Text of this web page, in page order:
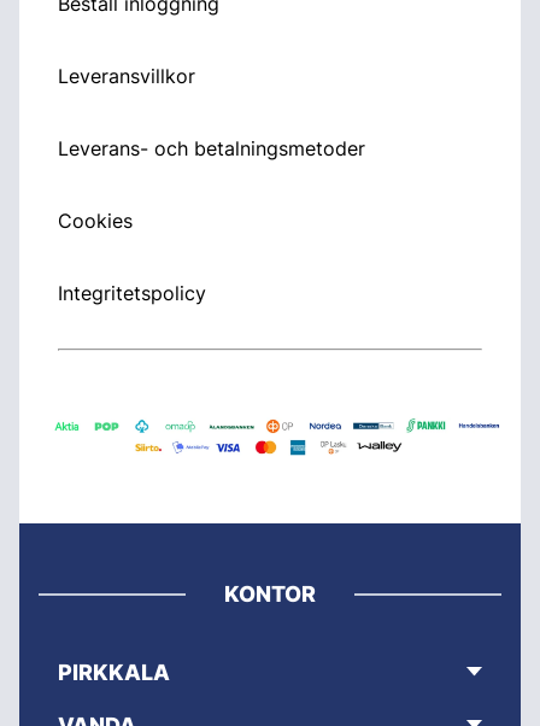
Leveransvillkor
Leverans- och betalningsmetoder
Cookies
Integritetspolicy
KONTOR
PIRKKALA